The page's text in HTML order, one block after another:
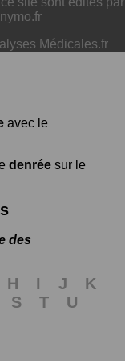
Médicales.fr
avec le
denrée sur le
des
H I J
K
S T
U